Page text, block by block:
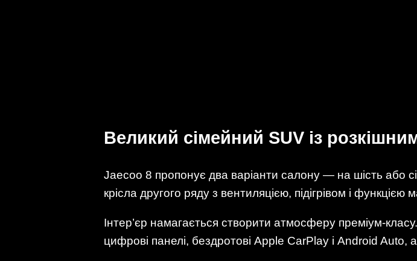
Великий сімейний SUV із
Jaecoo 8 пропонує два варіанти салону — на шість або
крісла другого ряду з вентиляцією, підігрівом і функцією
Інтер’єр намагається створити атмосферу преміум-
цифрові панелі, бездротові Apple CarPlay і Android